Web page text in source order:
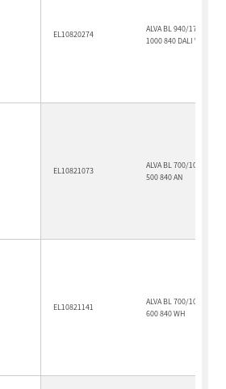
EL10820274
ALVA BL 940/170 OP
1000 840 DALI WH
EL10821073
ALVA BL 700/100 OP
500 840 AN
EL10821141
ALVA BL 700/100 TR
600 840 WH